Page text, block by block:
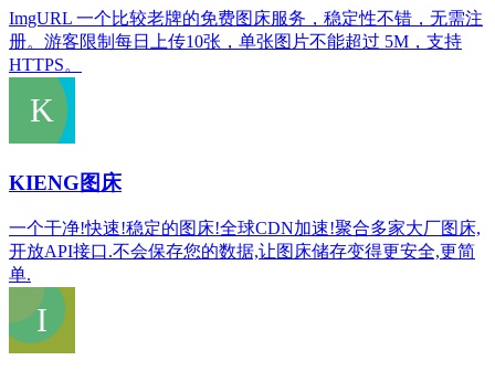
ImgURL 一个比较老牌的免费图床服务，稳定性不错，无需注
册。游客限制每日上传10张，单张图片不能超过 5M，支持
HTTPS。
KIENG图床
一个干净!快速!稳定的图床!全球CDN加速!聚合多家大厂图床,
开放API接口.不会保存您的数据,让图床储存变得更安全,更简
单.